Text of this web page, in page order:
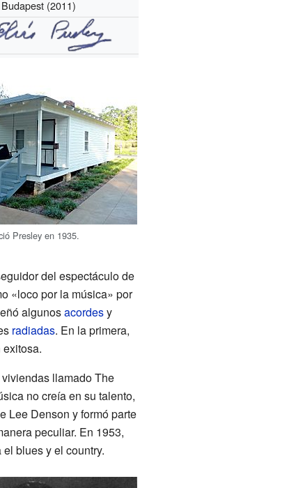
Budapest (2011)
Presley en 1935.
del espectáculo de
«loco por la música» por
algunosacordesy
radiadas. En la primera,
llamado The
no creía en su talento,
Lee Denson y formó parte
peculiar. En 1953,
blues y el country.